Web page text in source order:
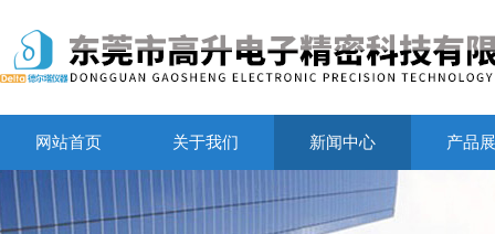
网站首页 关于我们 新闻中心 产品